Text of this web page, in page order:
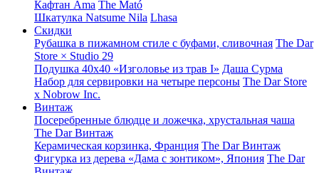
Кафтан Ama The Mató
Шкатулка Natsume Nila Lhasa
Скидки
Рубашка в пижамном стиле с буфами, сливочная The Dar
Store × Studio 29
Подушка 40x40 «Изголовье из трав I» Даша Сурма
Набор для сервировки на четыре персоны The Dar Store
х Nobrow Inc.
Винтаж
Посеребренные блюдце и ложечка, хрустальная чаша
The Dar Винтаж
Керамическая корзинка, Франция The Dar Винтаж
Фигурка из дерева «Дама с зонтиком», Япония The Dar